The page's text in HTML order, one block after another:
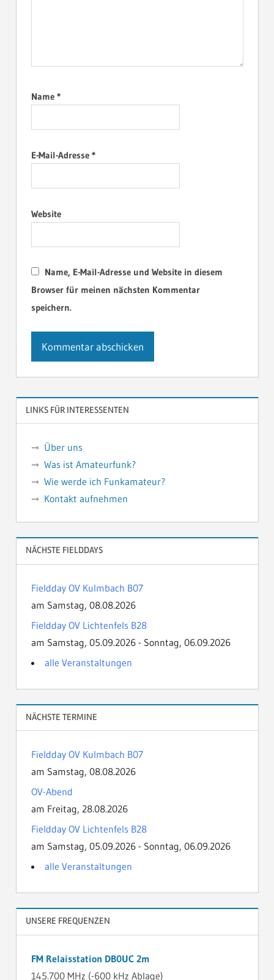
Name *
E-Mail-Adresse *
Website
Name, E-Mail-Adresse und Website in diesem
Browser für meinen nächsten Kommentar
speichern.
LINKS FÜR INTERESSENTEN
Über uns
Was ist Amateurfunk?
Wie werde ich Funkamateur?
Kontakt aufnehmen
NÄCHSTE FIELDDAYS
Fieldday OV Kulmbach B07
am Samstag, 08.08.2026
Fieldday OV Lichtenfels B28
am Samstag, 05.09.2026 - Sonntag, 06.09.2026
alle Veranstaltungen
NÄCHSTE TERMINE
Fieldday OV Kulmbach B07
am Samstag, 08.08.2026
OV-Abend
am Freitag, 28.08.2026
Fieldday OV Lichtenfels B28
am Samstag, 05.09.2026 - Sonntag, 06.09.2026
alle Veranstaltungen
UNSERE FREQUENZEN
FM Relaisstation DB0UC 2m
145.700 MHz (-600 kHz Ablage)